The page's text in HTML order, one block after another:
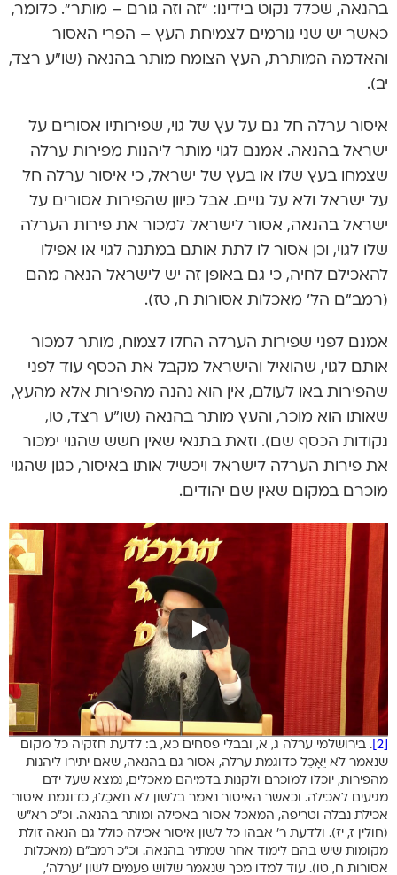
בהנאה, שכלל נקוט בידינו: “זה וזה גורם – מותר”. כלומר,
כאשר יש שני גורמים לצמיחת העץ – הפרי האסור
והאדמה המותרת, העץ הצומח מותר בהנאה (שו”ע רצד,
יב).
איסור ערלה חל גם על עץ של גוי, שפירותיו אסורים על
ישראל בהנאה. אמנם לגוי מותר ליהנות מפירות ערלה
שצמחו בעץ שלו או בעץ של ישראל, כי איסור ערלה חל
על ישראל ולא על גויים. אבל כיוון שהפירות אסורים על
ישראל בהנאה, אסור לישראל למכור את פירות הערלה
שלו לגוי, וכן אסור לו לתת אותם במתנה לגוי או אפילו
להאכילם לחיה, כי גם באופן זה יש לישראל הנאה מהם
(רמב”ם הל’ מאכלות אסורות ח, טז).
אמנם לפני שפירות הערלה החלו לצמוח, מותר למכור
אותם לגוי, שהואיל והישראל מקבל את הכסף עוד לפני
שהפירות באו לעולם, אין הוא נהנה מהפירות אלא מהעץ,
שאותו הוא מוכר, והעץ מותר בהנאה (שו”ע רצד, טו,
נקודות הכסף שם). וזאת בתנאי שאין חשש שהגוי ימכור
את פירות הערלה לישראל ויכשיל אותו באיסור, כגון שהגוי
מוכרם במקום שאין שם יהודים.
. בירושלמי ערלה ג, א, ובבלי פסחים כא, ב: לדעת חזקיה כל מקום
שנאמר לֹא יֵאָכֵל כדוגמת ערלה, אסור גם בהנאה, שאם יתירו ליהנות
מהפירות, יוכלו למוכרם ולקנות בדמיהם מאכלים, נמצא שעל ידם
מגיעים לאכילה. וכאשר האיסור נאמר בלשון לֹא תֹאכֵלוּ, כדוגמת איסור
אכילת נבלה וטריפה, המאכל אסור באכילה ומותר בהנאה. וכ”כ רא”ש
(חולין ז, יז). ולדעת ר’ אבהו כל לשון איסור אכילה כולל גם הנאה זולת
מקומות שיש בהם לימוד אחר שמתיר בהנאה. וכ”כ רמב”ם (מאכלות
אסורות ח, טו). עוד למדו מכך שנאמר שלוש פעמים לשון ‘ערלה’,